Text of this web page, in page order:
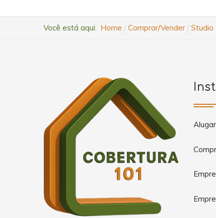
Você está aqui: Home Comprar/Vender Studio
Alugar